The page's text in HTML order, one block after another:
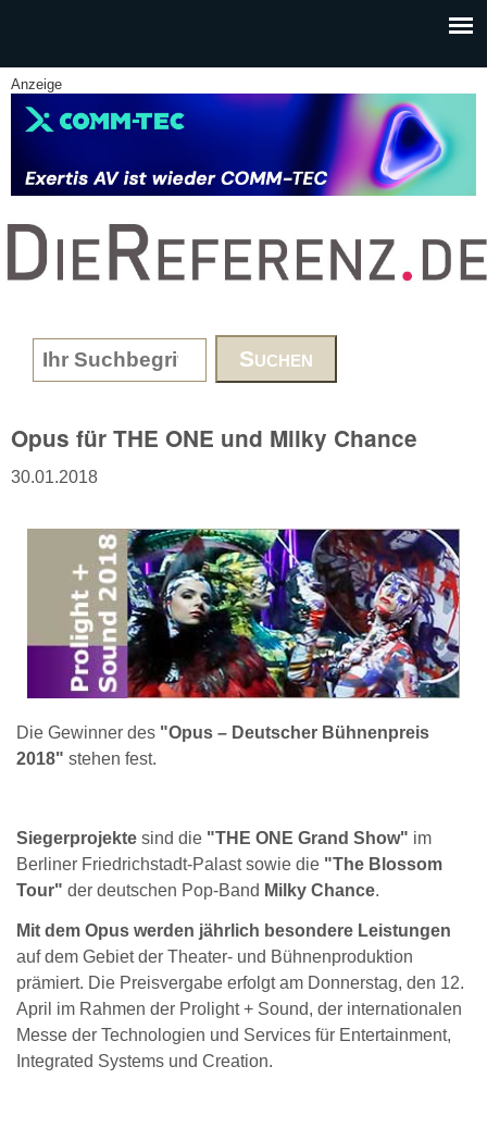
Anzeige
www.DieReferenz.de
Search form
Opus für THE ONE und Milky Chance
30.01.2018
Die Gewinner des "Opus – Deutscher Bühnenpreis
2018" stehen fest.
Siegerprojekte sind die "THE ONE Grand Show" im
Berliner Friedrichstadt-Palast sowie die "The Blossom
Tour" der deutschen Pop-Band Milky Chance.
Mit dem Opus werden jährlich besondere Leistungen
auf dem Gebiet der Theater- und Bühnenproduktion
prämiert. Die Preisvergabe erfolgt am Donnerstag, den 12.
April im Rahmen der Prolight + Sound, der internationalen
Messe der Technologien und Services für Entertainment,
Integrated Systems und Creation.